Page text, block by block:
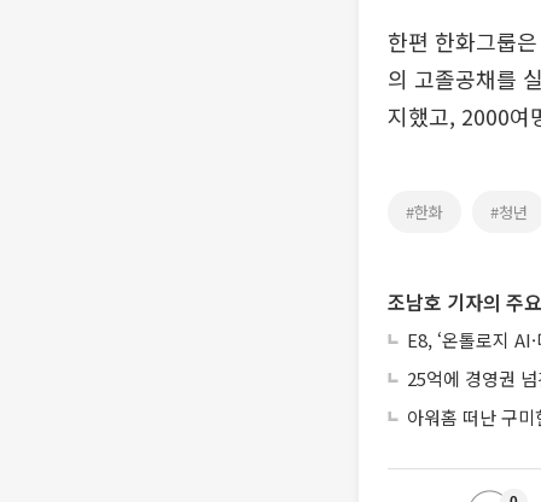
한편 한화그룹
의 고졸공채를
지했고, 2000여
#한화 #청년
조남호 기자의 주
E8, ‘온톨로지
25억에 경영권
아워홈 떠난 구